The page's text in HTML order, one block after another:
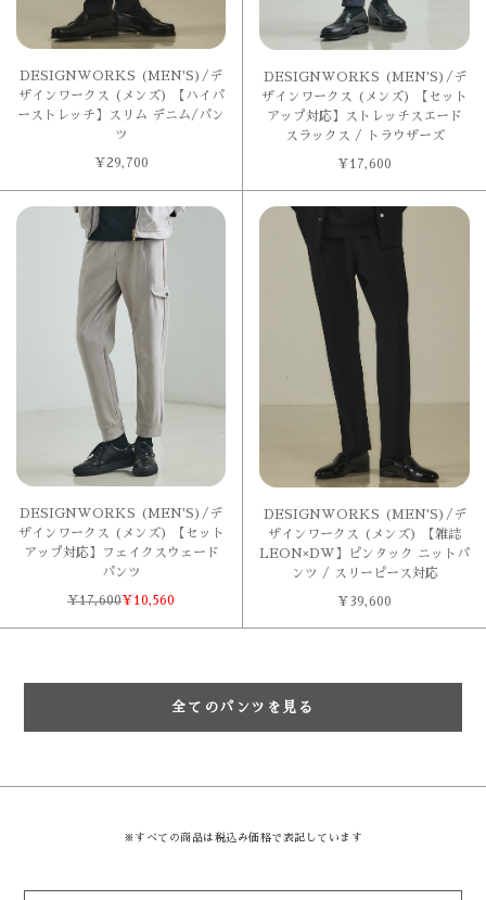
DESIGNWORKS (MEN'S)/デ
ザインワークス (メンズ) 【ハイパ
ーストレッチ】スリム デニム/パン
ツ
¥29,700
DESIGNWORKS (MEN'S)/デ
ザインワークス (メンズ) 【セット
アップ対応】ストレッチスエード
スラックス / トラウザーズ
¥17,600
DESIGNWORKS (MEN'S)/デ
ザインワークス (メンズ) 【セット
アップ対応】フェイクスウェード
パンツ
¥17,600¥10,560
DESIGNWORKS (MEN'S)/デ
ザインワークス (メンズ) 【雑誌
LEON×DW】ピンタック ニットパ
ンツ / スリーピース対応
¥39,600
全てのパンツを見る
※すべての商品は税込み価格で表記しています